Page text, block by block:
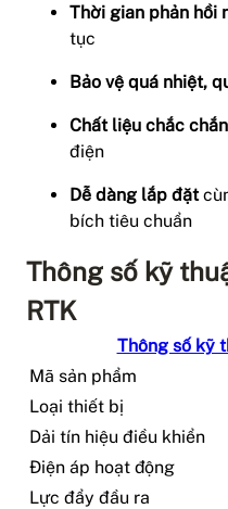
Thời gian phản hồi
tục
Bảo vệ quá nhiệt,
Chất liệu chắc chắn
điện
Dễ dàng lắp đặt
bích tiêu chuẩn
Thông số kỹ
RTK
Thông số kỹ
Mã sản phẩm
Loại thiết bị
Dải tín hiệu điều khiển
Điện áp hoạt động
Lực đẩy đầu ra